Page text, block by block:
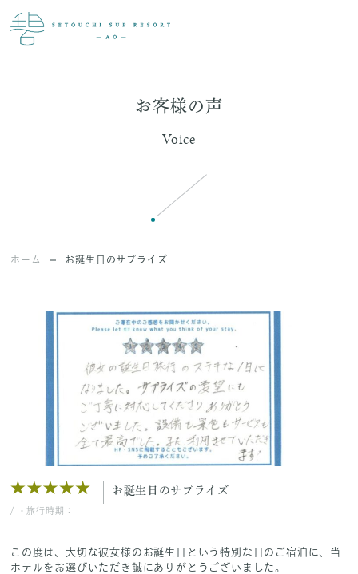
お客様の声
Voice
ホーム お誕生日のサプライズ
お誕生日のサプライズ
/ ・旅行時期：
この度は、大切な彼女様のお誕生日という特別な日のご宿泊に、当
ホテルをお選びいただき誠にありがとうございました。